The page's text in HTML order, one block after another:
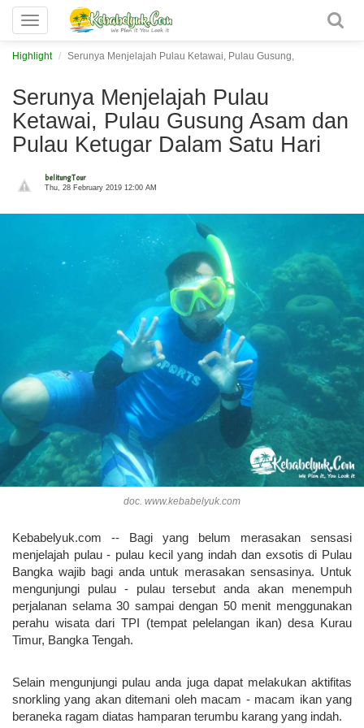
Toggle
navigation
Highlight Serunya Menjelajah Pulau Ketawai, Pulau Gusung,
Serunya Menjelajah Pulau
Ketawai, Pulau Gusung Asam dan
Pulau Ketugar Dalam Satu Hari
belitung Tour
Thu, 28 February 2019 12:00 AM
doc. www.kebabelyuk.com
Kebabelyuk.com -- Bagi yang belum merasakan sensasi
menjelajah pulau - pulau kecil yang indah dan exsotis di Pulau
Bangka wajib bagi anda untuk merasakan sensasinya. Untuk
mengunjungi pulau - pulau tersebut anda akan menempuh
perjalanan selama 30 sampai dengan 50 menit menggunakan
perahu wisata dari TPI (tempat pelelangan ikan) desa Kurau
Timur, Bangka Tengah.
Selain mengunjungi pulau anda juga dapat melakukan aktifitas
snorkling yang akan ditemani oleh macam - macam ikan yang
beraneka ragam diatas hamparan terumbu karang yang indah.